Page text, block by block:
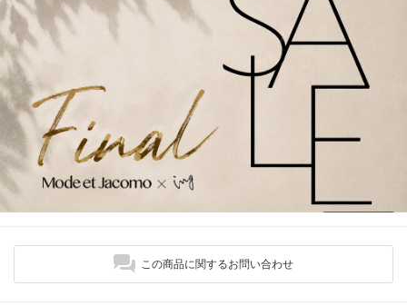
この商品に関するお問い合わせ